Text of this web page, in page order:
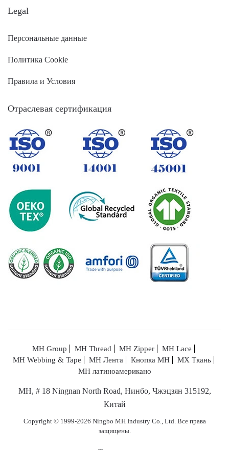
Legal
Персональные данные
Политика Cookie
Правила и Условия
Отраслевая сертификация
MH Group MH Thread MH Zipper
MH Lace
MH Webbing & Tape
MH Лента Кнопка MH
МХ Ткань
MH латиноамерикано
MH, # 18 Ningnan North Road, Нинбо, Чжэцзян 315192,
Китай
Copyright © 1999-2026 Ningbo MH Industry Co., Ltd. Все права
защищены.